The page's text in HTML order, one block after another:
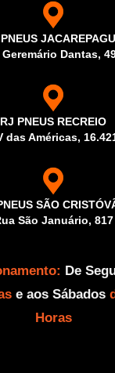
Geremário Dantas,
RJ PNEUS RECREIO
das Américas,
SÃO
São Januário, 817
De
e aos Sábados
Horas